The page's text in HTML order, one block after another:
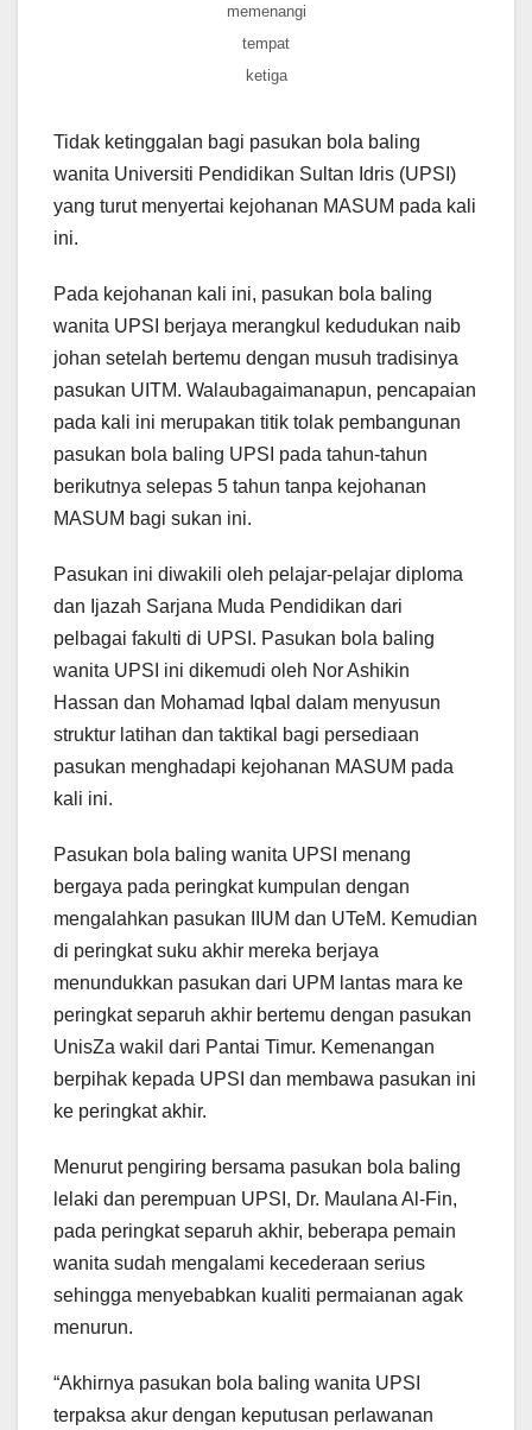
memenangi
tempat
ketiga
Tidak ketinggalan bagi pasukan bola baling
wanita Universiti Pendidikan Sultan Idris (UPSI)
yang turut menyertai kejohanan MASUM pada kali
ini.
Pada kejohanan kali ini, pasukan bola baling
wanita UPSI berjaya merangkul kedudukan naib
johan setelah bertemu dengan musuh tradisinya
pasukan UITM. Walaubagaimanapun, pencapaian
pada kali ini merupakan titik tolak pembangunan
pasukan bola baling UPSI pada tahun-tahun
berikutnya selepas 5 tahun tanpa kejohanan
MASUM bagi sukan ini.
Pasukan ini diwakili oleh pelajar-pelajar diploma
dan Ijazah Sarjana Muda Pendidikan dari
pelbagai fakulti di UPSI. Pasukan bola baling
wanita UPSI ini dikemudi oleh Nor Ashikin
Hassan dan Mohamad Iqbal dalam menyusun
struktur latihan dan taktikal bagi persediaan
pasukan menghadapi kejohanan MASUM pada
kali ini.
Pasukan bola baling wanita UPSI menang
bergaya pada peringkat kumpulan dengan
mengalahkan pasukan IIUM dan UTeM. Kemudian
di peringkat suku akhir mereka berjaya
menundukkan pasukan dari UPM lantas mara ke
peringkat separuh akhir bertemu dengan pasukan
UnisZa wakil dari Pantai Timur. Kemenangan
berpihak kepada UPSI dan membawa pasukan ini
ke peringkat akhir.
Menurut pengiring bersama pasukan bola baling
lelaki dan perempuan UPSI, Dr. Maulana Al-Fin,
pada peringkat separuh akhir, beberapa pemain
wanita sudah mengalami kecederaan serius
sehingga menyebabkan kualiti permaianan agak
menurun.
“Akhirnya pasukan bola baling wanita UPSI
terpaksa akur dengan keputusan perlawanan